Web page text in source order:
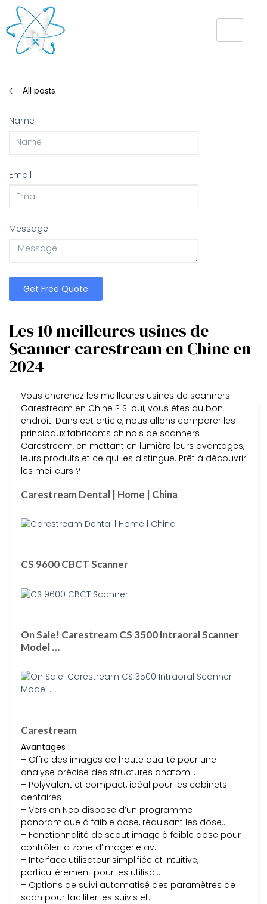
All posts
Name
Email
Message
Get Free Quote
Les 10 meilleures usines de
Scanner carestream en Chine en
2024
Vous cherchez les meilleures usines de scanners
Carestream en Chine ? Si oui, vous êtes au bon
endroit. Dans cet article, nous allons comparer les
principaux fabricants chinois de scanners
Carestream, en mettant en lumière leurs avantages,
leurs produits et ce qui les distingue. Prêt à découvrir
les meilleurs ?
Carestream Dental | Home | China
CS 9600 CBCT Scanner
On Sale! Carestream CS 3500 Intraoral Scanner
Model …
Carestream
Avantages :
– Offre des images de haute qualité pour une
analyse précise des structures anatom…
– Polyvalent et compact, idéal pour les cabinets
dentaires
– Version Neo dispose d’un programme
panoramique à faible dose, réduisant les dose…
– Fonctionnalité de scout image à faible dose pour
contrôler la zone d’imagerie av…
– Interface utilisateur simplifiée et intuitive,
particulièrement pour les utilisa…
– Options de suivi automatisé des paramètres de
scan pour faciliter les suivis et…